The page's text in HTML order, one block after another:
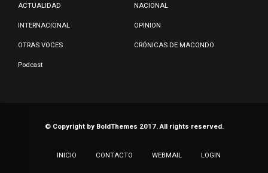
ACTUALIDAD NACIONAL
INTERNACIONAL OPINION
OTRAS VOCES CRÓNICAS DE MACONDO
Podcast
© Copyright by BoldThemes 2017. All rights reserved.
INICIO CONTACTO WEBMAIL LOGIN